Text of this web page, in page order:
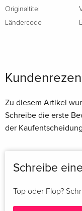
Originaltitel
Ländercode
Zu diesem Artikel
Schreibe die erste
der
Schreibe
Top oder Flop?